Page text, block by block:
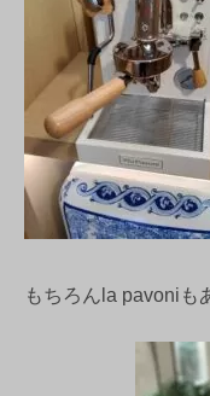
もちろんla pavoniも